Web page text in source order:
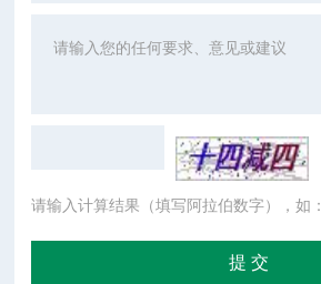
请输入计算结果（填写阿拉伯数字），如